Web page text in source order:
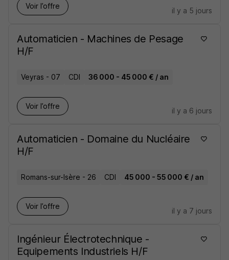
Voir l’offre
il y a 5 jours
Automaticien - Machines de Pesage
H/F
Veyras - 07 CDI 36 000 - 45 000 € / an
Voir l’offre
il y a 6 jours
Automaticien - Domaine du Nucléaire
H/F
Romans-sur-Isère - 26 CDI 45 000 - 55 000 € / an
Voir l’offre
il y a 7 jours
Ingénieur Électrotechnique -
Equipements Industriels H/F